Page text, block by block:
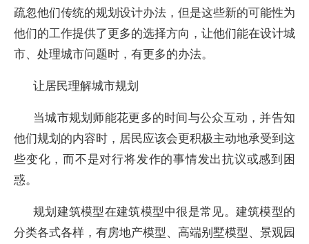
疏忽他们传统的规划设计办法，但是这些新的可能性为
他们的工作提供了更多的选择方向，让他们能在设计城
市、处理城市问题时，有更多的办法。
让居民理解城市规划
当城市规划师能花更多的时间与公众互动，并告知
他们规划的内容时，居民应该会更积极主动地承受到这
些变化，而不是对行将发作的事情发出抗议或感到困
惑。
规划建筑模型在建筑模型中很是常见。建筑模型的
分类各式各样，有房地产模型、高端别墅模型、景观园